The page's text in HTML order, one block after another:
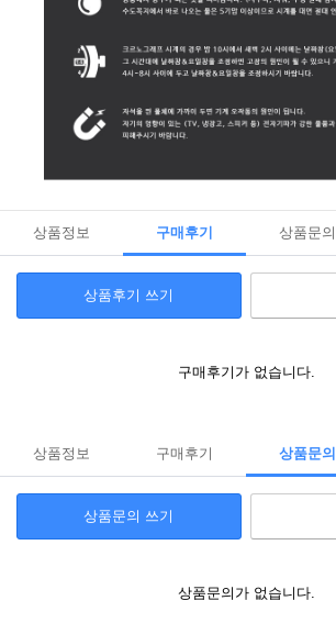
상품정보 구매후기 상품문의
상품후기 쓰기
구매후기가 없습니다.
상품정보 구매후기 상품문의
상품문의 쓰기
상품문의가 없습니다.